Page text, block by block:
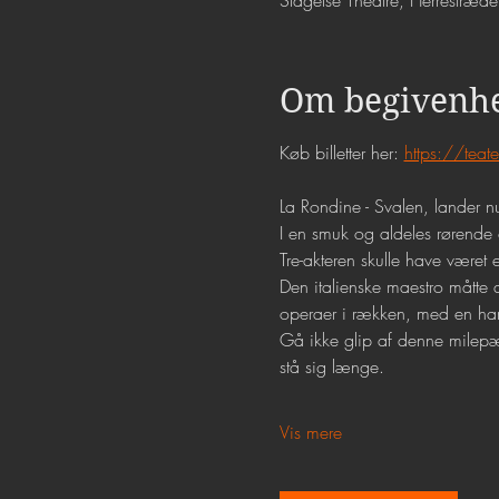
Om
Køb billetter her: https://
La Rondine - Svalen, lander
I en smuk og aldeles
Tre-akteren skulle have
Den italienske maestro
operaer i rækken, med en
Gå ikke glip af denne
stå sig længe.
Vis mere